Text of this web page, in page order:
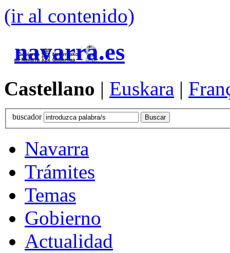
(ir al contenido)
navarra.es
Castellano | Euskara |
buscador
Navarra
Trámites
Temas
Gobierno
Actualidad